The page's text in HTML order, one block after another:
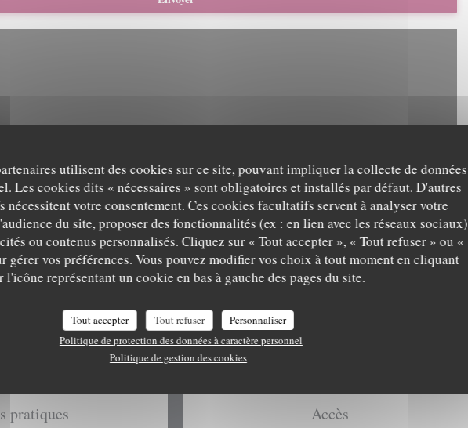
utilisent des cookies sur ce site, pouvant impliquer la collecte de données
Les cookies dits « nécessaires » sont obligatoires et installés par défaut. D'autres
votre consentement. Ces cookies facultatifs servent à analyser votre
du site, proposer des fonctionnalités (ex : en lien avec les réseaux sociaux)
ou contenus personnalisés. Cliquez sur « Tout accepter », « Tout refuser » ou «
gérer vos préférences. Vous pouvez modifier vos choix à tout moment en cliquant
l'icône représentant un cookie en bas à gauche des pages du site.
Tout accepter Tout refuser
Personnaliser
Politique de protection des données à caractère personnel
Politique de gestion des cookies
Waze, vous devez accepter les cookies Waze Map (Google). Ces cookies peuvent collecter des données de navigation et
de localisation.
Autoriser
pratiques Accès